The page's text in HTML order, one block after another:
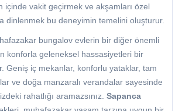
içinde vakit geçirmek ve akşamları özel
dinlenmek bu deneyimin temelini oluşturur.
bungalov evlerin bir diğer önemli
konforla geleneksel hassasiyetleri bir
Geniş iç mekanlar, konforlu yataklar, tam
ve doğa manzaralı verandalar sayesinde
rahatlığı aramazsınız. Sapanca